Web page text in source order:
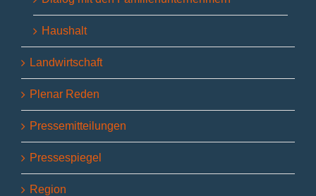
Haushalt
Landwirtschaft
Plenar Reden
Pressemitteilungen
Pressespiegel
Region